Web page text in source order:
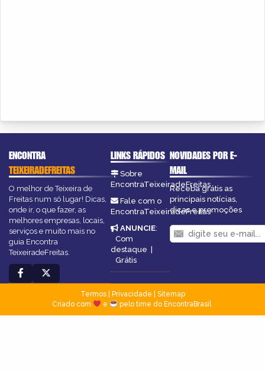
ENCONTRA
TEIXEIRADEFREITAS
O melhor de Teixeira de
Freitas num só lugar! Dicas,
onde ir, o que fazer, as
melhores empresas, locais,
serviços e muito mais no
guia Encontra
TeixeiradeFreitas.
LINKS RÁPIDOS
Sobre
EncontraTeixeiradeFreitas
Fale com o
EncontraTeixeiradeFreitas
ANUNCIE:
Com
destaque |
Grátis
NOVIDADES POR E-
MAIL
Receba grátis as
principais notícias,
dicas e promoções
Termos| Privacidade
Sitemap
Criado com
e pelo time do EncontraBrasil